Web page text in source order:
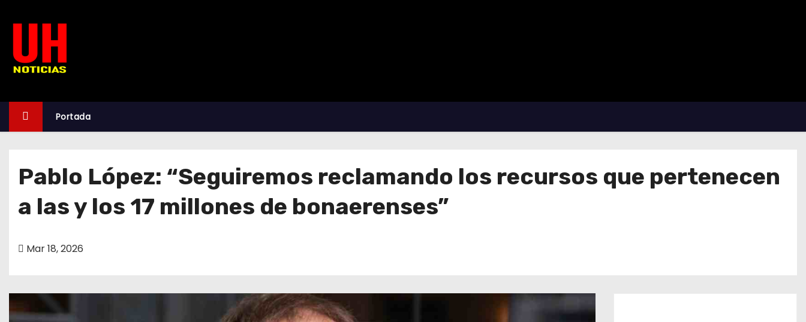
Portada
Pablo López: “Seguiremos reclamando los recursos que pertenecen
a las y los 17 millones de bonaerenses”
Mar 18, 2026